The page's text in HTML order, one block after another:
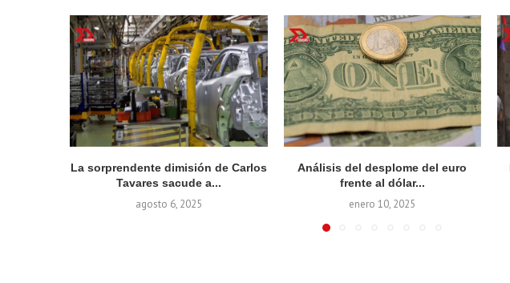
La sorprendente dimisión de Carlos
Tavares sacude a...
agosto 6, 2025
Análisis del desplome del euro
frente al dólar...
enero 10, 2025